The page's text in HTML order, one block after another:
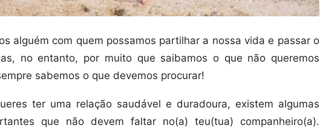
alguém com quem possamos partilhar a nossa vida e passar o
no entanto, por muito que saibamos o que não queremos
sabemos o que devemos procurar!
ter uma relação saudável e duradoura, existem algumas
que não devem faltar no(a) teu(tua) companheiro(a).